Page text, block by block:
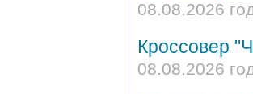
08.08.2026
Кроссовер
08.08.2026